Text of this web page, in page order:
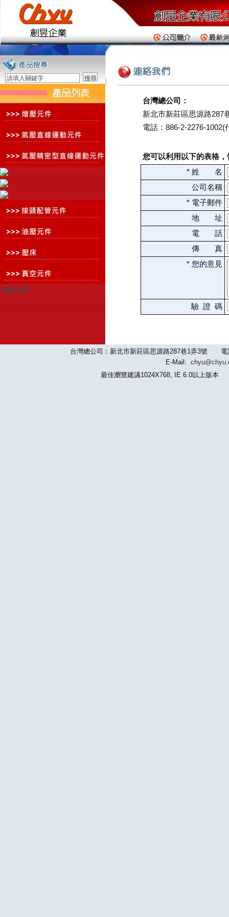
產品介紹
台灣總公司：
新北市新莊區思源路287
電話：886-2-2276-
您可以利用以下的表格
* 姓 名
公司名稱
* 電子郵件
地 址
電 話
傳 真
* 您的意見
驗 證 碼
台灣總公司：新北市新莊區思源路287巷1弄3號
E-Mail:
最佳瀏覽建議1024X768, IE 6.0以上版本